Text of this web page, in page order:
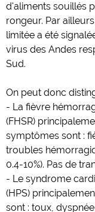
d'aliments souillés
rongeur. Par
limitée a été
virus des Andes
Sud.
On peut donc
- La fièvre
(FHSR)
symptômes sont :
troubles
0.4-10%). Pas de
- Le syndrome
(HPS)
sont : toux,